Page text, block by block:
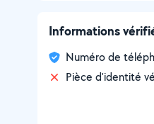
Informations
Numéro de
Pièce d'identité